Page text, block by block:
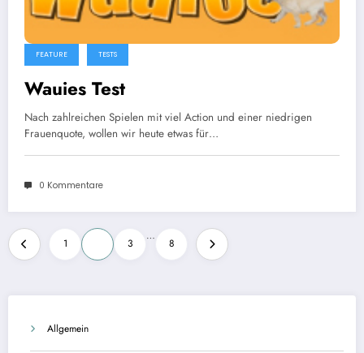
FEATURE TESTS
Wauies Test
Nach zahlreichen Spielen mit viel Action und einer niedrigen
Frauenquote, wollen wir heute etwas für…
0 Kommentare
Seitennummerierung
der
Beiträge
1 3
…
8
Allgemein